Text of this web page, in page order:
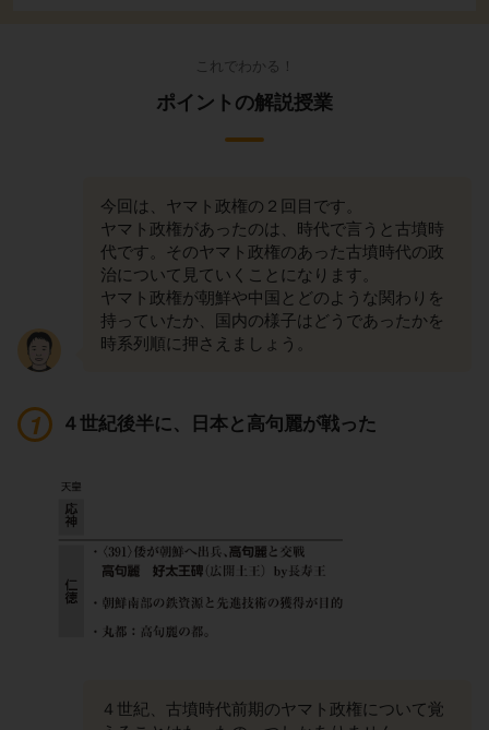
これでわかる！
ポイントの解説授業
今回は、ヤマト政権の２回目です。
ヤマト政権があったのは、時代で言うと古墳時
代です。そのヤマト政権のあった古墳時代の政
治について見ていくことになります。
ヤマト政権が朝鮮や中国とどのような関わりを
持っていたか、国内の様子はどうであったかを
時系列順に押さえましょう。
４世紀後半に、日本と高句麗が戦った
４世紀、古墳時代前期のヤマト政権について覚